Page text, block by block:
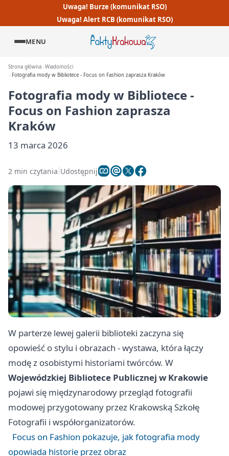
Uwaga! Burze (komunikat RSO)
Uwaga! Alert RCB (komunikat RSO)
MENU
Strona główna Wiadomości
Fotografia mody w Bibliotece - Focus on Fashion zaprasza Kraków
Fotografia mody w Bibliotece -
Focus on Fashion zaprasza
Kraków
13 marca 2026
2 min czytania Udostępnij
W parterze lewej galerii biblioteki zaczyna się
opowieść o stylu i obrazach - wystawa, która łączy
modę z osobistymi historiami twórców. W
Wojewódzkiej Bibliotece Publicznej w Krakowie
pojawi się międzynarodowy przegląd fotografii
modowej przygotowany przez Krakowską Szkołę
Fotografii i współorganizatorów.
Focus on Fashion pokazuje, jak fotografia mody
opowiada historie przez obraz